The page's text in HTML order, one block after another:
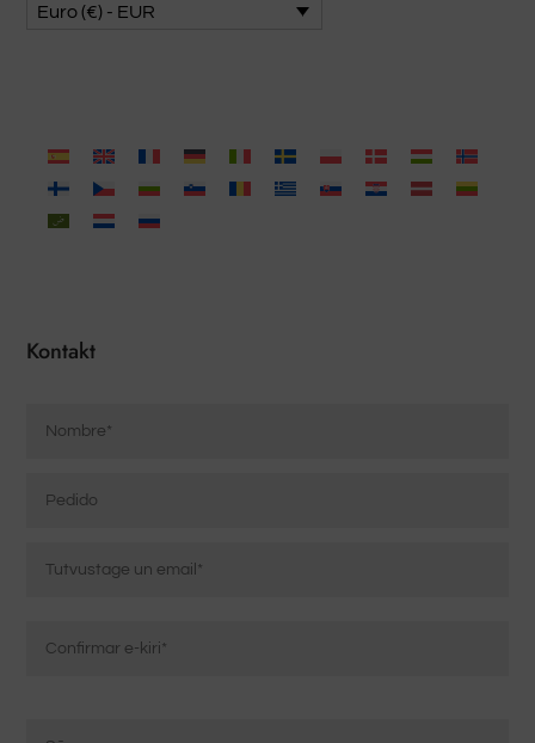
Euro (€) - EUR
Kontakt
electrónico